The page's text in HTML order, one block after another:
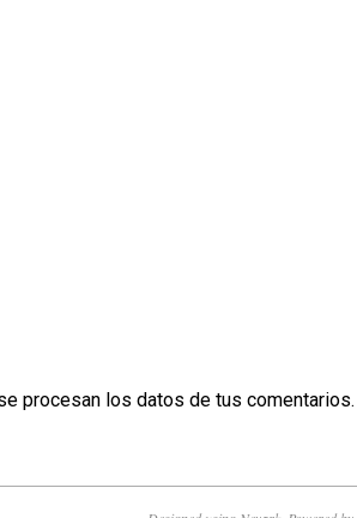
procesan los datos de tus comentarios.